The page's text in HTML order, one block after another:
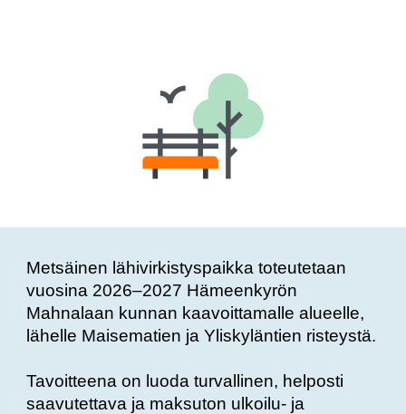
Metsäinen lähivirkistyspaikka toteutetaan
vuosina 2026–2027 Hämeenkyrön
Mahnalaan kunnan kaavoittamalle alueelle,
lähelle Maisematien ja Yliskyläntien risteystä.
Tavoitteena on luoda turvallinen, helposti
saavutettava ja maksuton ulkoilu- ja